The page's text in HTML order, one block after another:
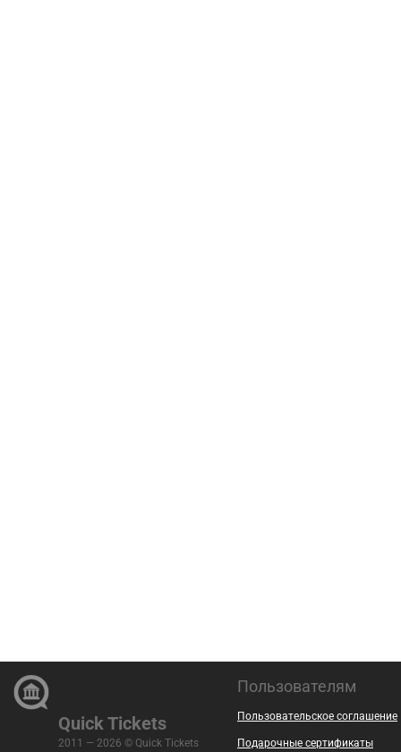
Quick Tickets
2011 — 2026 © Quick Tickets
Пользователям
Пользовательское соглашение
Подарочные сертификаты